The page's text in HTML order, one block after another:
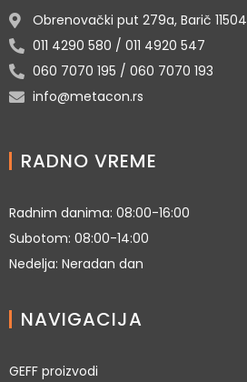
Obrenovački put 279a, Barič 11504
011 4290 580 / 011 4920 547
060 7070 195 / 060 7070 193
info@metacon.rs
RADNO VREME
Radnim danima: 08:00-16:00
Subotom: 08:00-14:00
Nedelja: Neradan dan
NAVIGACIJA
GEFF proizvodi